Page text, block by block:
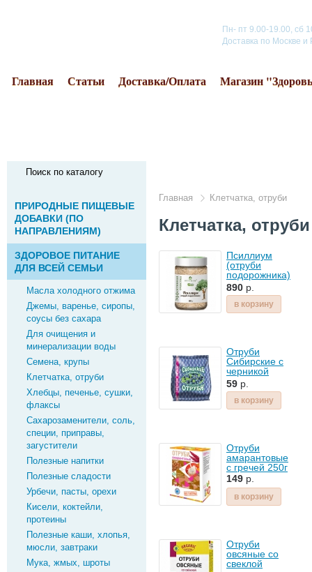
Пн- пт 9.00-19.00, сб
Доставка по Москве и
Главная Статьи Доставка/Оплата Магазин
Поиск по каталогу
ПРИРОДНЫЕ ПИЩЕВЫЕ
ДОБАВКИ (ПО
НАПРАВЛЕНИЯМ)
ЗДОРОВОЕ ПИТАНИЕ
ДЛЯ ВСЕЙ СЕМЬИ
Масла холодного отжима
Джемы, варенье, сиропы,
соусы без сахара
Для очищения и
минерализации воды
Семена, крупы
Клетчатка, отруби
Хлебцы, печенье, сушки,
флаксы
Cахарозаменители, соль,
специи, приправы,
загустители
Полезные напитки
Полезные сладости
Урбечи, пасты, орехи
Кисели, коктейли,
протеины
Полезные каши, хлопья,
мюсли, завтраки
Мука, жмых, шроты
Главная Клетчатка, отруби
Клетчатка, отруби
Псиллиум
(отруби
подорожника)
180г Оргтиум
Плюс
890 р.
в корзину
Отруби
Сибирские с
черникой
200г
59 р.
в корзину
Отруби
амарантовые
с гречей 250г
149 р.
в корзину
Отруби
овсяные со
свеклой